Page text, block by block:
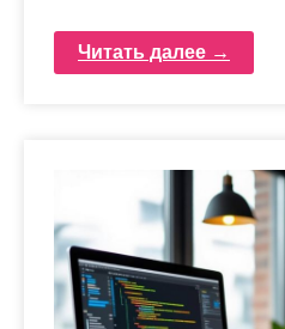
Читать далее →